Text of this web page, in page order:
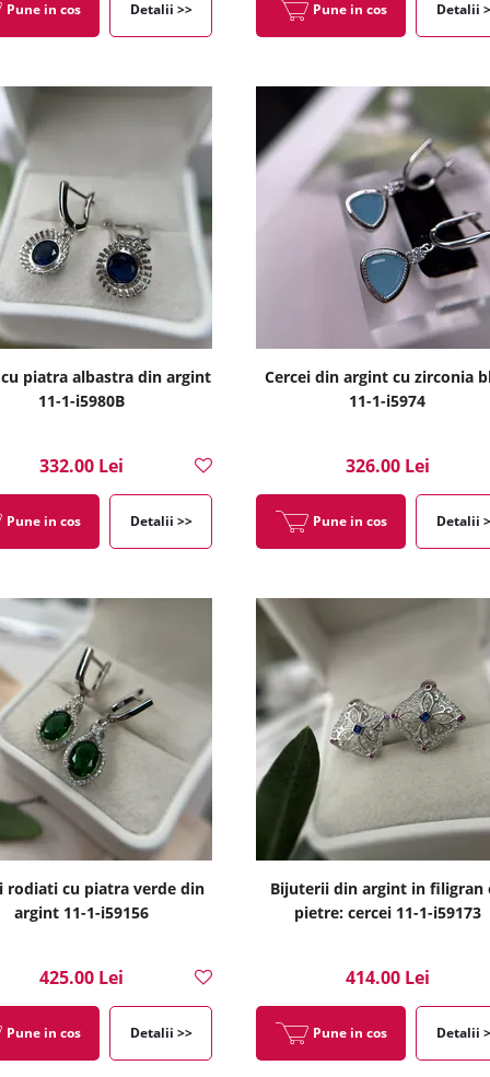
Pune in cos Detalii >> Pune in cos Detalii
cu piatra albastra din argint
11-1-i5980B
332.00 Lei
Pune in cos Detalii >>
Cercei din argint cu zirconia
11-1-i5974
326.00 Lei
Pune in cos Detalii
rodiati cu piatra verde din
argint 11-1-i59156
425.00 Lei
Pune in cos Detalii >>
Bijuterii din argint in filigran
pietre: cercei 11-1-i59173
414.00 Lei
Pune in cos Detalii